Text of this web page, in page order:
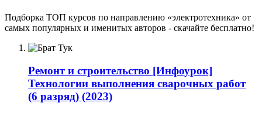
Подборка ТОП курсов по направлению «электротехника» от
самых популярных и именитых авторов - скачайте бесплатно!
Ремонт и строительство [Инфоурок]
Технологии выполнения сварочных работ
(6 разряд) (2023)